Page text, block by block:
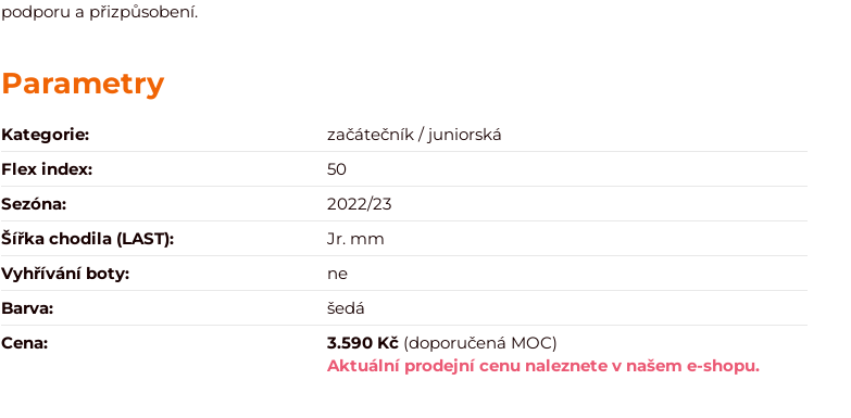
podporu a přizpůsobení.
Parametry
Kategorie:
začátečník / juniorská
Flex index:
50
Sezóna:
2022/23
Šířka chodila (LAST):
Jr. mm
Vyhřívání boty:
ne
Barva:
šedá
Cena:
3.590 Kč(doporučená MOC)
Aktuální prodejní cenu naleznete v našem e-shopu.